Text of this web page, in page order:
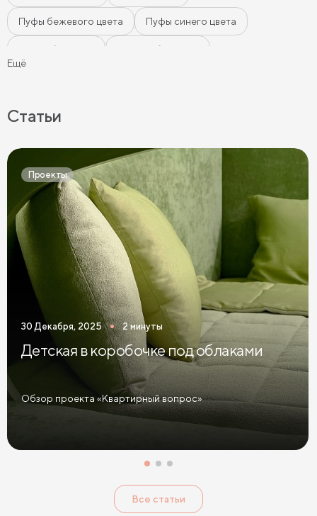
Пуфы бежевого цвета Пуфы синего цвета
Белые банкетки Черные банкетки
Мягкие пуфы Пуфы велюр
Ещё
Статьи
Проекты
30 Декабря, 2025 2 минуты
Детская в коробочке под облаками
Обзор проекта «Квартирный вопрос»
Все статьи